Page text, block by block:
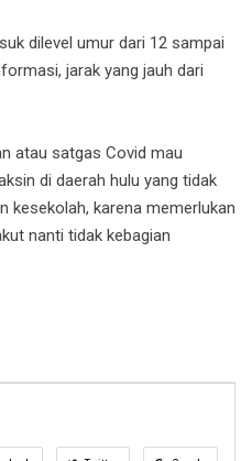
dilevel umur dari 12 sampai
jarak yang jauh dari
atau satgas Covid mau
di daerah hulu yang tidak
kesekolah, karena memerlukan
nanti tidak kebagian